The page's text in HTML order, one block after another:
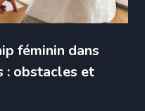
féminin dans
: obstacles et